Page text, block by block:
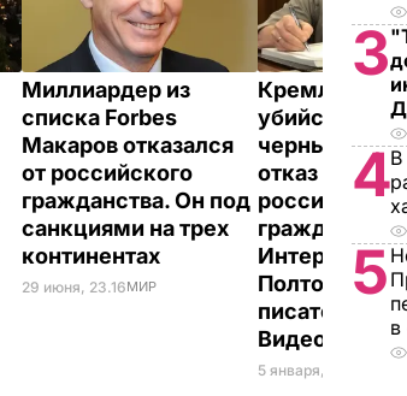
Миллиардер из
списка Forbes
Макаров отказался
от российского
гражданства. Он под
санкциями на трех
континентах
29 июня, 23.16МИР
убийства,
черных
отказ от
российского
гражданства.
Интервью
писателем
Видео
5 января, 20.00
3
4В
5
в